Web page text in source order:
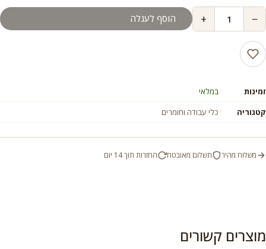
−
+ הוסף לעגלה
זמינות
במלאי
קטגוריה
כלי עבודה וחומרים
משלוח מהיר תשלום מאובטח החזרות תוך 14 יום
מוצרים קשורים